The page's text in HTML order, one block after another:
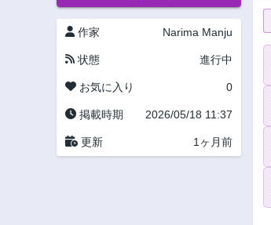
作家 Narima Manju
状態 進行中
お気に入り 0
掲載時期 2026/05/18 11:37
更新 1ヶ月前